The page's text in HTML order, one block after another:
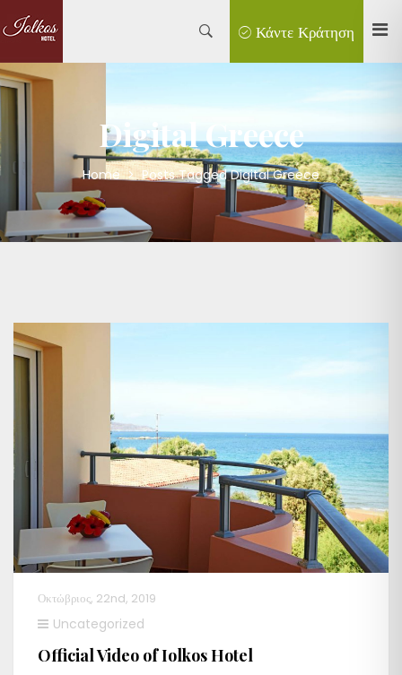
Κάντε Κράτηση
Digital Greece
Home>Posts Tagged Digital Greece
Οκτώβριος, 22nd, 2019
Uncategorized
Official Video of Iolkos Hotel